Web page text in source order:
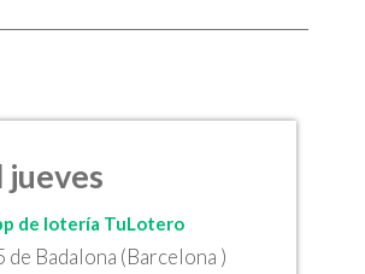
jueves
de lotería TuLotero
Badalona (Barcelona )